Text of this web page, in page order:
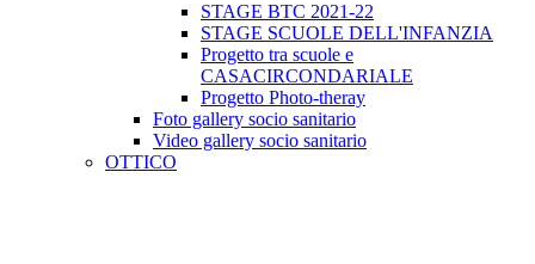
STAGE BTC 2021-22
STAGE SCUOLE DELL'INFANZIA
Progetto tra scuole e
CASACIRCONDARIALE
Progetto Photo-theray
Foto gallery socio sanitario
Video gallery socio sanitario
OTTICO